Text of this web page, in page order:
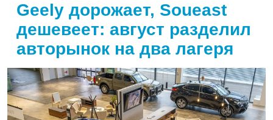
Geely дорожает, Soueast
дешевеет: август разделил
авторынок на два лагеря